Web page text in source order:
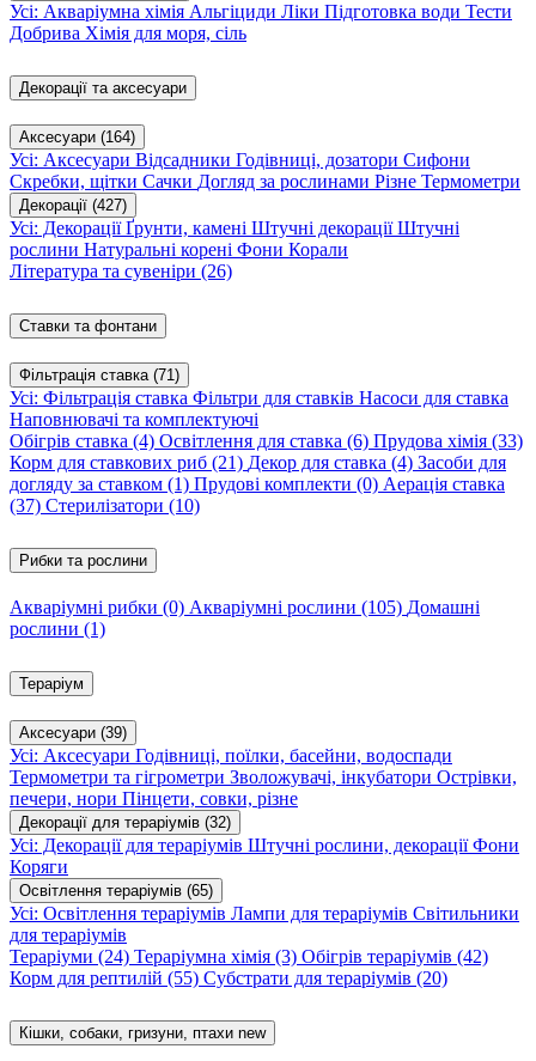
Усі: Акваріумна хімія Альгіциди Ліки Підготовка води Тести
Добрива Хімія для моря, сіль
Декорації та аксесуари
Аксесуари (164)
Усі: Аксесуари Відсадники Годівниці, дозатори Сифони
Скребки, щітки Сачки Догляд за рослинами Різне Термометри
Декорації (427)
Усі: ДекораціїҐрунти, камені Штучні декораціїШтучні
рослини Натуральні корені Фони Корали
Література та сувеніри (26)
Ставки та фонтани
Фільтрація ставка (71)
Усі: Фільтрація ставка Фільтри для ставків Насоси для ставка
Наповнювачі та комплектуючі
Обігрів ставка (4) Освітлення для ставка (6) Прудова хімія (33)
Корм для ставкових риб (21) Декор для ставка (4) Засоби для
догляду за ставком (1) Прудові комплекти (0) Аерація ставка
(37) Стерилізатори (10)
Рибки та рослини
Акваріумні рибки (0) Акваріумні рослини (105) Домашні
рослини (1)
Тераріум
Аксесуари (39)
Усі: Аксесуари Годівниці, поїлки, басейни, водоспади
Термометри та гігрометри Зволожувачі, інкубатори Острівки,
печери, нори Пінцети, совки, різне
Декорації для тераріумів (32)
Усі: Декорації для тераріумів Штучні рослини, декораціїФони
Коряги
Освітлення тераріумів (65)
Усі: Освітлення тераріумів Лампи для тераріумів Світильники
для тераріумів
Тераріуми (24) Тераріумна хімія (3) Обігрів тераріумів (42)
Корм для рептилій (55) Субстрати для тераріумів (20)
Кішки, собаки, гризуни, птахи new